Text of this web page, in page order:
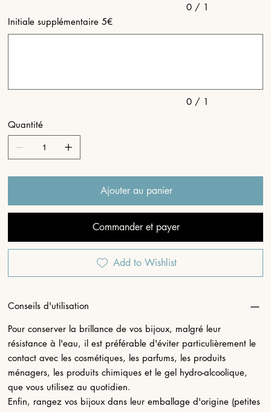
0 / 1
Initiale supplémentaire 5€
0 / 1
Quantité
Ajouter au panier
Commander et payer
Add to Wishlist
Conseils d'utilisation
Pour conserver la brillance de vos bijoux, malgré leur
résistance à l'eau, il est préférable d'éviter particulièrement le
contact avec les cosmétiques, les parfums, les produits
ménagers, les produits chimiques et le gel hydro-alcoolique,
que vous utilisez au quotidien.
Enfin, rangez vos bijoux dans leur emballage d'origine (petites